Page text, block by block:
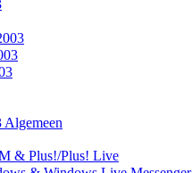
& Plus!/Plus! Live